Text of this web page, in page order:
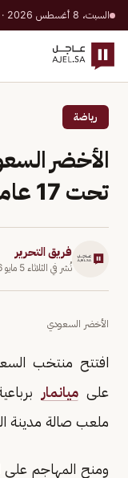
السبت، 8 أغسطس 2026 · 25 صفر 1448 هـ
رياضة
الأخضر
تحت 17 عاماً برباعية أمام ميانمار
فريق التحرير
نُشر في الثلاثاء 5 مايو 2026
الأخضر السعودي
علىميانمار
ملعب صالة مدينة
ومنح المهاجم علي